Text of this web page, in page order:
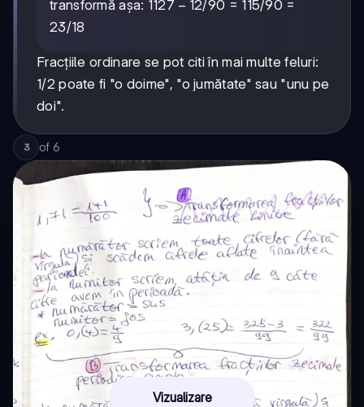
transformă așa: 1127-
1127 − 12/90 = 115/90 =
23/18
Fracțiile ordinare se pot citi în mai multe feluri:
1/2 poate fi "o doime", "o jumătate" sau "unu pe
doi".
3 of 6
Vizualizare